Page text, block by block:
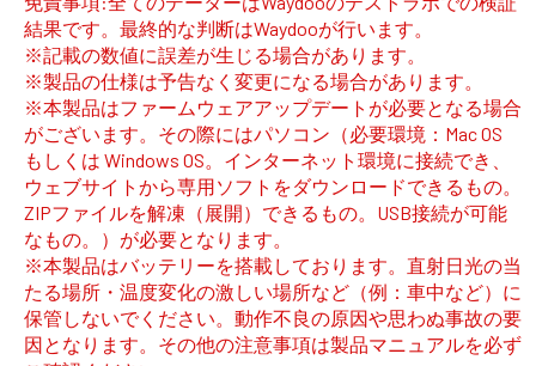
結果です。最終的な判断はWaydooが行います。
※記載の数値に誤差が生じる場合があります。
※製品の仕様は予告なく変更になる場合があります。
※本製品はファームウェアアップデートが必要となる場合
がございます。その際にはパソコン（必要環境：Mac OS
もしくは Windows OS。インターネット環境に接続でき、
ウェブサイトから専用ソフトをダウンロードできるもの。
ZIPファイルを解凍（展開）できるもの。USB接続が可能
なもの。）が必要となります。
※本製品はバッテリーを搭載しております。直射日光の当
たる場所・温度変化の激しい場所など（例：車中など）に
保管しないでください。動作不良の原因や思わぬ事故の要
因となります。その他の注意事項は製品マニュアルを必ず